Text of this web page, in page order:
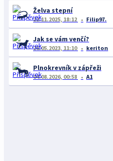
Želva stepní
22.11.2025, 18:12 Filip97.
Jak se vám venčí?
26.05.2023, 11:10 keriton
Plnokrevník v zápřeži
04.08.2026, 00:58 A1